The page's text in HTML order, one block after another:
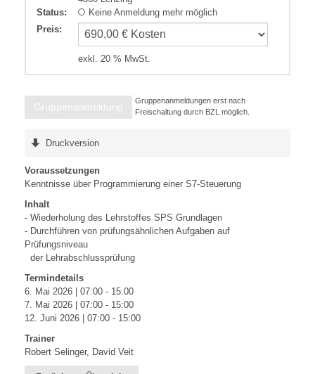
Status:
Keine Anmeldung mehr möglich
Preis:
exkl. 20 % MwSt.
Gruppenanmeldung
Gruppenanmeldungen erst nach
Freischaltung durch BZL möglich.
Druckversion
Voraussetzungen
Kenntnisse über Programmierung einer S7-Steuerung
Inhalt
- Wiederholung des Lehrstoffes SPS Grundlagen
- Durchführen von prüfungsähnlichen Aufgaben auf
Prüfungsniveau
der Lehrabschlussprüfung
Termindetails
6. Mai 2026 | 07:00 - 15:00
7. Mai 2026 | 07:00 - 15:00
12. Juni 2026 | 07:00 - 15:00
Trainer
Robert Selinger, David Veit